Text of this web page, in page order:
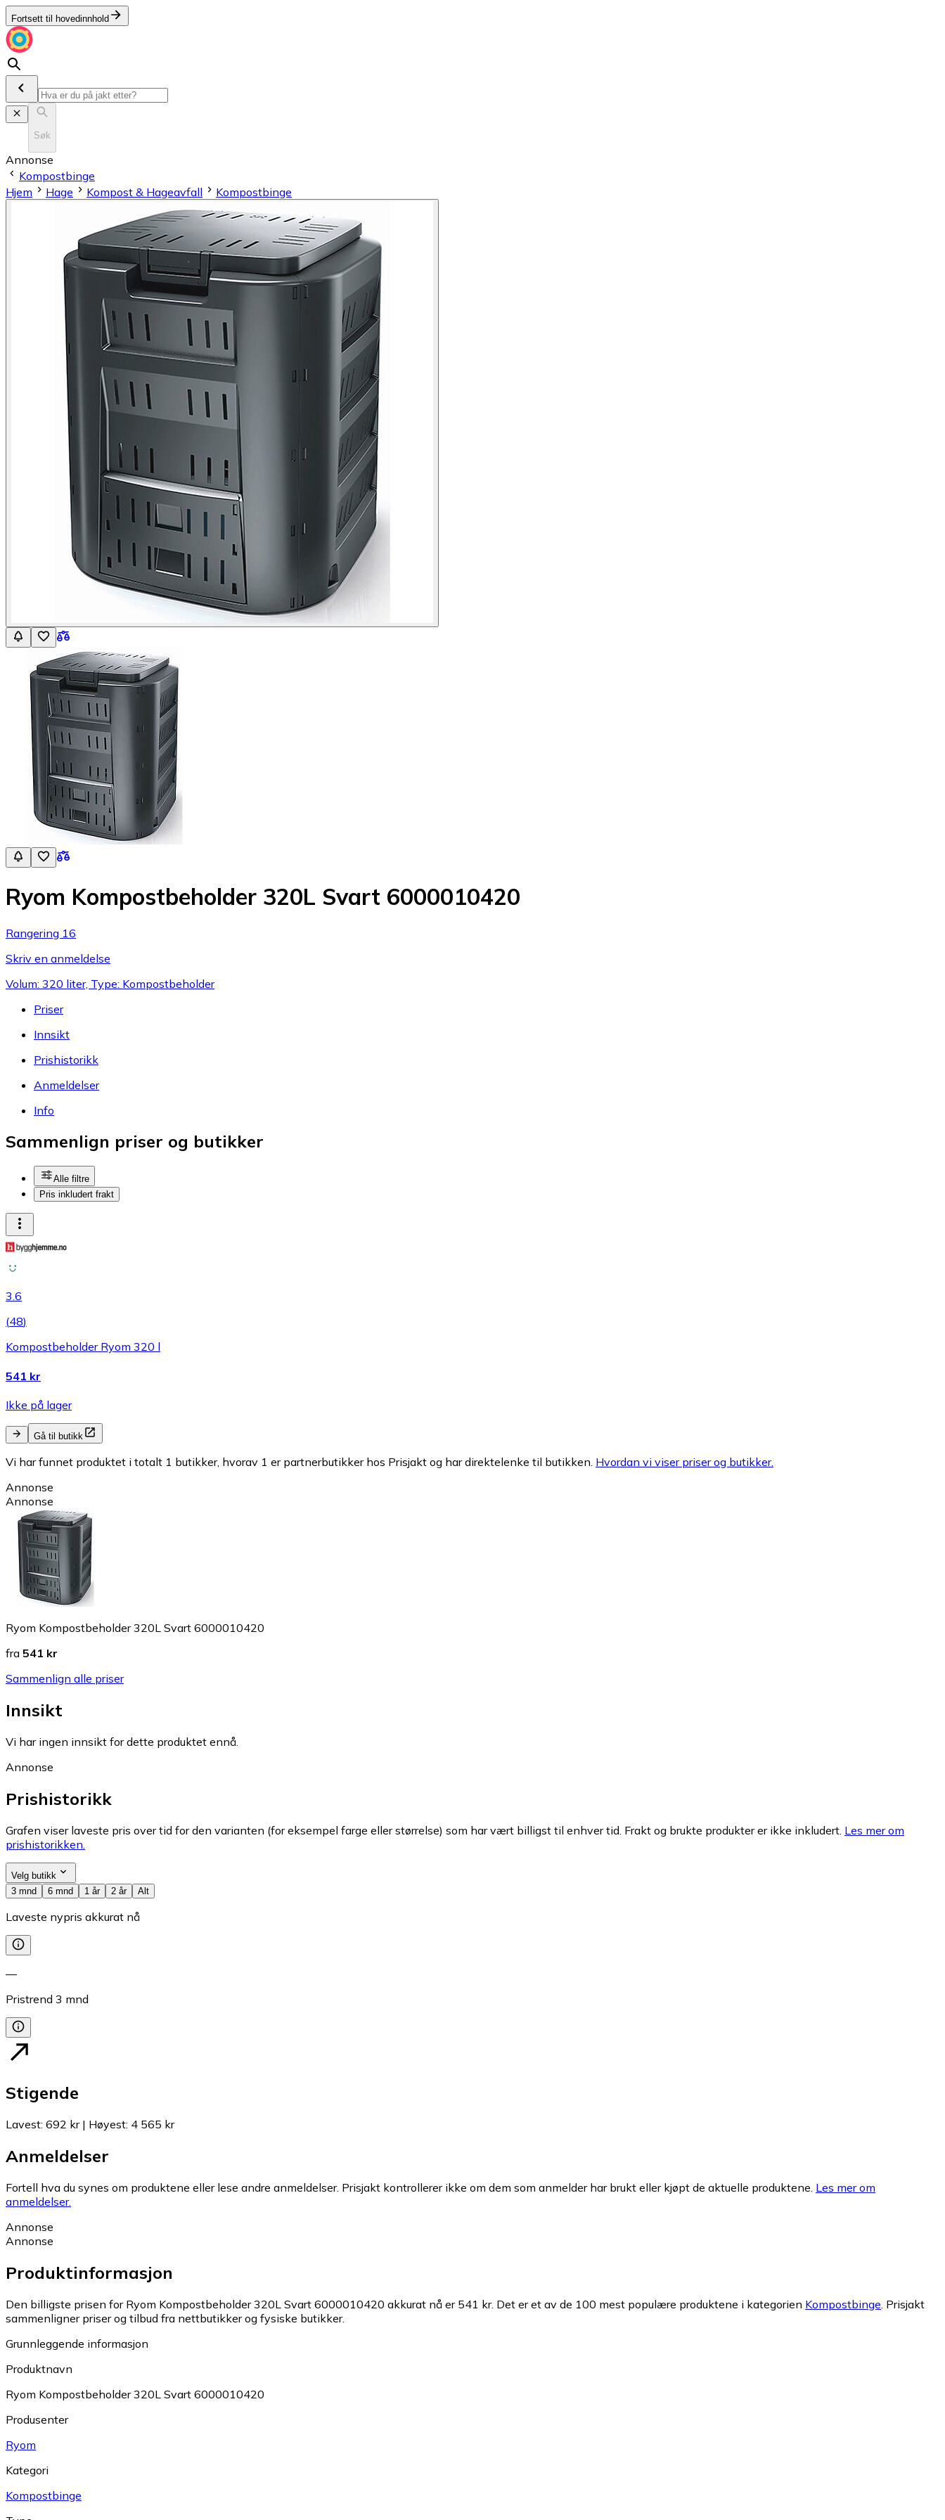
Fortsett til hovedinnhold
Søk
Annonse
Kompostbinge
Hjem
Hage Kompost & Hageavfall Kompostbinge
Ryom Kompostbeholder 320L Svart 6000010420
Rangering 16
Skriv en anmeldelse
Volum: 320 liter, Type: Kompostbeholder
Priser
Innsikt
Prishistorikk
Anmeldelser
Info
Sammenlign priser og butikker
Alle filtre
Pris inkludert frakt
3.6
(48)
Kompostbeholder Ryom 320 l
541 kr
Ikke på lager
Gå til butikk
Vi har funnet produktet i totalt 1 butikker, hvorav 1 er partnerbutikker hos Prisjakt og har direktelenke til butikken. Hvordan vi viser priser og butikker.
Annonse
Annonse
Ryom Kompostbeholder 320L Svart 6000010420
fra 541 kr
Sammenlign alle priser
Innsikt
Vi har ingen innsikt for dette produktet ennå.
Annonse
Prishistorikk
Grafen viser laveste pris over tid for den varianten (for eksempel farge eller størrelse) som har vært billigst til enhver tid. Frakt og brukte produkter er ikke inkludert. Les mer om
prishistorikken.
Velg butikk
3 mnd
6 mnd 1 år 2 år Alt
Laveste nypris akkurat nå
—
Pristrend 3 mnd
Stigende
Lavest: 692 kr| Høyest: 4 565 kr
Anmeldelser
Fortell hva du synes om produktene eller lese andre anmeldelser. Prisjakt kontrollerer ikke om dem som anmelder har brukt eller kjøpt de aktuelle produktene. Les mer om
anmeldelser.
Annonse
Annonse
Produktinformasjon
Den billigste prisen for Ryom Kompostbeholder 320L Svart 6000010420 akkurat nå er 541 kr. Det er et av de 100 mest populære produktene i kategorien Kompostbinge Prisjakt
sammenligner priser og tilbud fra nettbutikker og fysiske butikker.
Grunnleggende informasjon
Produktnavn
Ryom Kompostbeholder 320L Svart 6000010420
Produsenter
Ryom
Kategori
Kompostbinge